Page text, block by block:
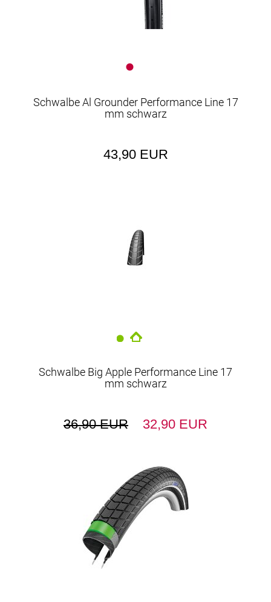
Schwalbe Al Grounder Performance Line 17
mm schwarz
43,90 EUR
Schwalbe Big Apple Performance Line 17
mm schwarz
36,90 EUR 32,90 EUR